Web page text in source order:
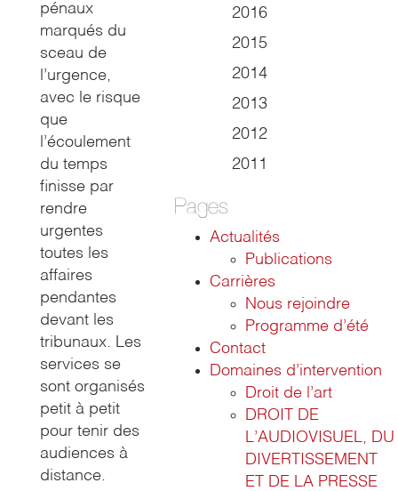
pénaux
marqués du
sceau de
l’urgence,
avec le risque
que
l’écoulement
du temps
finisse par
rendre
urgentes
toutes les
affaires
pendantes
devant les
tribunaux. Les
services se
sont organisés
petit à petit
pour tenir des
audiences à
distance.
2016
2015
2014
2013
2012
2011
Pages
Actualités
Publications
Carrières
Nous rejoindre
Programme d’été
Contact
Domaines d’intervention
Droit de l’art
DROIT DE
L’AUDIOVISUEL, DU
DIVERTISSEMENT
ET DE LA PRESSE